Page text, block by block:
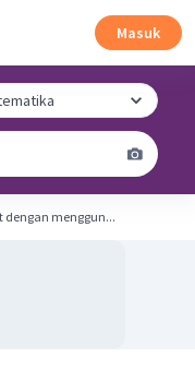
Masuk
dengan menggun...